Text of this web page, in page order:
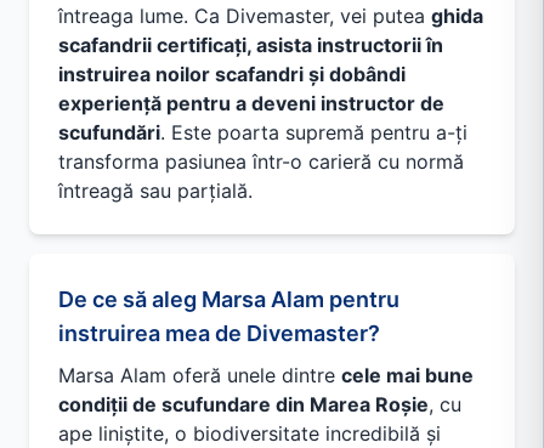
întreaga lume. Ca Divemaster, vei putea ghida
scafandrii certificați, asista instructorii în
instruirea noilor scafandri și dobândi
experiență pentru a deveni instructor de
scufundări. Este poarta supremă pentru a-ți
transforma pasiunea într-o carieră cu normă
întreagă sau parțială.
De ce să aleg Marsa Alam pentru
instruirea mea de Divemaster?
Marsa Alam oferă unele dintre cele mai bune
condiții de scufundare din Marea Roșie, cu
ape liniștite, o biodiversitate incredibilă și